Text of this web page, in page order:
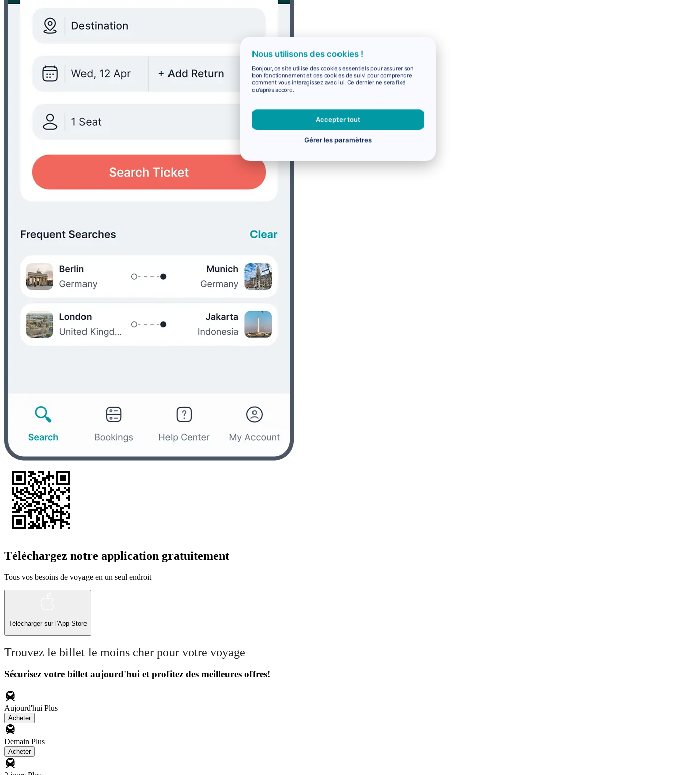
Téléchargez notre application gratuitement
Tous vos besoins de voyage en un seul endroit
Télécharger sur l'App Store
Trouvez le billet le moins cher pour votre voyage
Sécurisez votre billet aujourd'hui et profitez des meilleures offres!
Aujourd'hui Plus
Acheter
Demain Plus
Acheter
Nous utilisons des cookies !
Bonjour, ce site utilise des cookies essentiels pour assurer son
bon fonctionnement et des cookies de suivi pour comprendre
comment vous interagissez avec lui. Ce dernier ne sera fixé
qu'après accord.
Accepter tout
Gérer les paramètres